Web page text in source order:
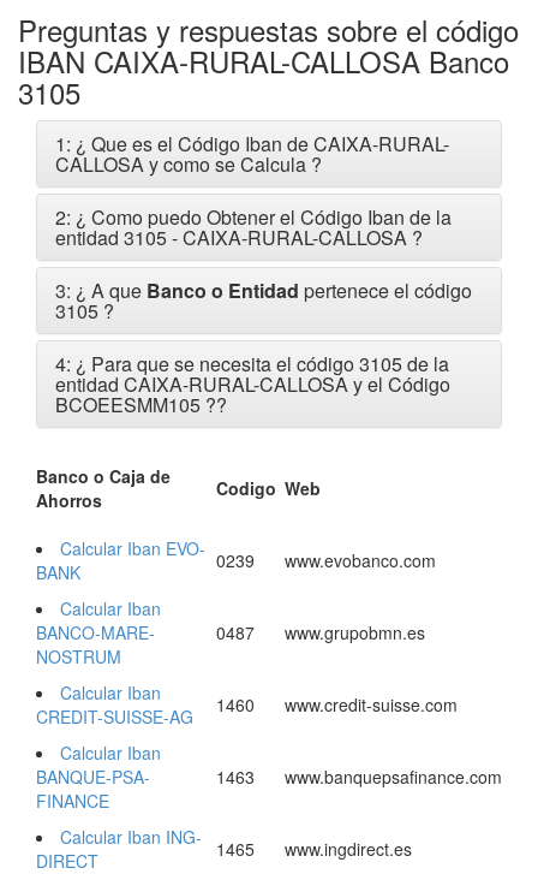
Preguntas y respuestas sobre el código
IBAN CAIXA-RURAL-CALLOSA Banco
3105
1: ¿ Que es el Código Iban de CAIXA-RURAL-
CALLOSA y como se Calcula ?
2: ¿ Como puedo Obtener el Código Iban de la
entidad 3105 - CAIXA-RURAL-CALLOSA ?
3: ¿ A que Banco o Entidad pertenece el código
3105 ?
4: ¿ Para que se necesita el código 3105 de la
entidad CAIXA-RURAL-CALLOSA y el Código
BCOEESMM105 ??
Banco o Caja de
Ahorros
Codigo Web
Calcular Iban EVO-
BANK
0239
www.evobanco.com
Calcular Iban
BANCO-MARE-
NOSTRUM
0487 www.grupobmn.es
Calcular Iban
CREDIT-SUISSE-AG
1460
www.credit-suisse.com
Calcular Iban
BANQUE-PSA-
FINANCE
1463 www.banquepsafinance.com
Calcular Iban ING-
DIRECT
1465
www.ingdirect.es